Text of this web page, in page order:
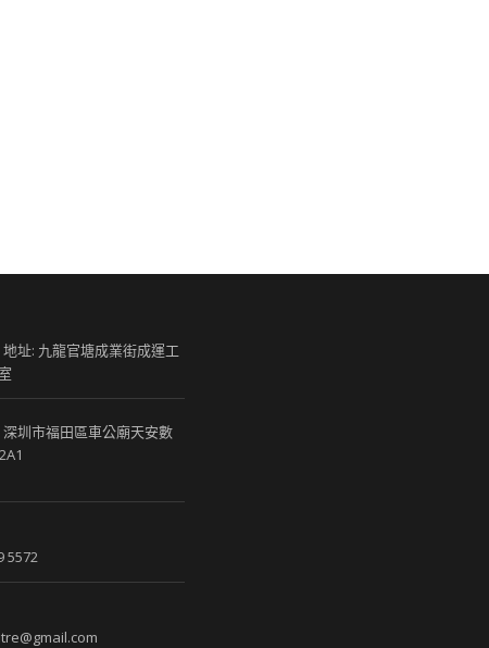
址: 九龍官塘成業街成運工
圳市福田區車公廟天安數
5572